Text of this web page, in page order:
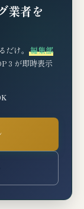
の量産発注
介）の成功報
ミ（創業
ファクタリ
業者を
け。 編集部
3 が即時表示